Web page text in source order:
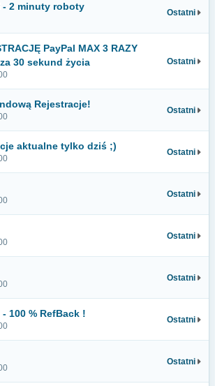
- 2 minuty roboty
Ostatni
PayPal MAX 3 RAZY
za 30 sekund życia
Ostatni
Rejestracje!
Ostatni
aktualne tylko dziś ;)
Ostatni
Ostatni
Ostatni
Ostatni
100 % RefBack !
Ostatni
Ostatni